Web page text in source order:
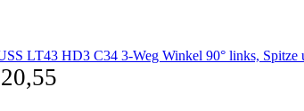
LT43 HD3 C34 3-Weg Winkel 90° links, Spitze